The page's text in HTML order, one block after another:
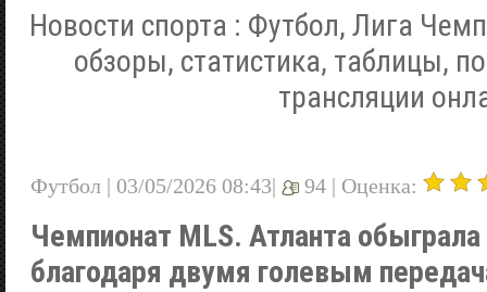
Новости спорта : Футбол, Лига
обзоры, статистика, таблицы,
трансляции
Футбол | 03/05/2026 08:43| 94 | Оценка:
Чемпионат MLS. Атланта
благодаря двумя голевым